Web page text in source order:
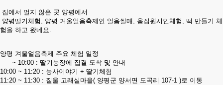
집에서 멀지 않은 곳 양평에서
양평딸기체험, 양평 겨울얼음축제인 얼음썰매, 움집원시인체험, 떡 만들기 체
험을 하고 왔네요.
양평 겨울얼음축제 주요 체험 일정
~ 10:00 : 딸기농장에 집결 도착 및 안내
10:00 ~ 11:20 : 농사이야기 + 딸기체험
11:20 ~ 11:30 : 질울 고래실마을( 양평군 양서면 도곡리 107-1 )로 이동